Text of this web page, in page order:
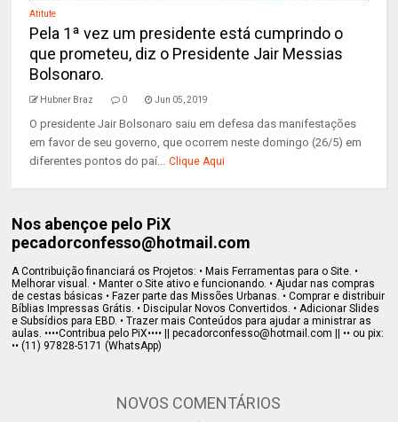
Atitute
Pela 1ª vez um presidente está cumprindo o
que prometeu, diz o Presidente Jair Messias
Bolsonaro.
Hubner Braz 0 Jun 05, 2019
O presidente Jair Bolsonaro saiu em defesa das manifestações
em favor de seu governo, que ocorrem neste domingo (26/5) em
diferentes pontos do paí... Clique Aqui
Nos abençoe pelo PiX
pecadorconfesso@hotmail.com
A Contribuição financiará os Projetos: • Mais Ferramentas para o Site. •
Melhorar visual. • Manter o Site ativo e funcionando. • Ajudar nas compras
de cestas básicas • Fazer parte das Missões Urbanas. • Comprar e distribuir
Bíblias Impressas Grátis. • Discipular Novos Convertidos. • Adicionar Slides
e Subsídios para EBD. • Trazer mais Conteúdos para ajudar a ministrar as
aulas. ••••Contribua pelo PiX•••• || pecadorconfesso@hotmail.com || •• ou pix:
•• (11) 97828-5171 (WhatsApp)
NOVOS COMENTÁRIOS